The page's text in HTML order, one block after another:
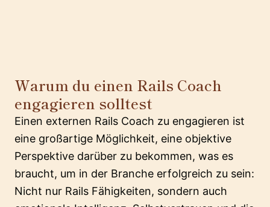
Warum du einen Rails Coach
engagieren solltest
Einen externen Rails Coach zu engagieren ist
eine großartige Möglichkeit, eine objektive
Perspektive darüber zu bekommen, was es
braucht, um in der Branche erfolgreich zu sein:
Nicht nur Rails Fähigkeiten, sondern auch